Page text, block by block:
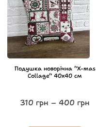
Подушка новорічна “X-mas
Collage” 40х40 см
310 грн – 400 грн